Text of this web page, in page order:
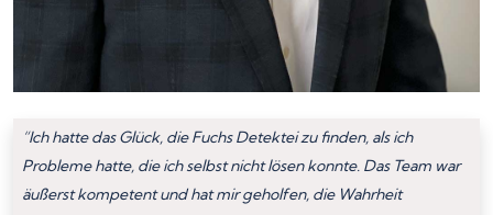
“Ich hatte das Glück, die Fuchs Detektei zu finden, als ich
Probleme hatte, die ich selbst nicht lösen konnte. Das Team war
äußerst kompetent und hat mir geholfen, die Wahrheit